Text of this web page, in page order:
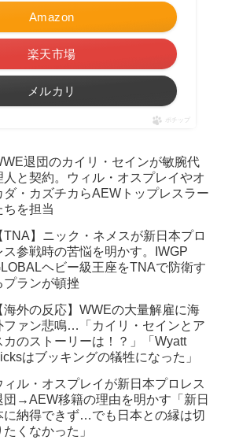
Amazon
楽天市場
メルカリ
ポチップ
退団のカイリ・セインが敏腕代
人と契約。ウィル・オスプレイやオ
ダ・カズチカらAEWトップレスラー
ちを担当
TNA】ニック・ネメスが新日本プロ
ス参戦時の苦悩を明かす。IWGP
ヘビー級王座をTNAで防衛す
プランが頓挫
海外の反応】WWEの大量解雇に海
ファン悲鳴…「カイリ・セインとア
カのストーリーは！？」「Wyatt
はブッキングの犠牲になった」
ィル・オスプレイが新日本プロレス
団→AEW移籍の理由を明かす「新日
に納得できず…でも日本との縁は切
たくなかった」